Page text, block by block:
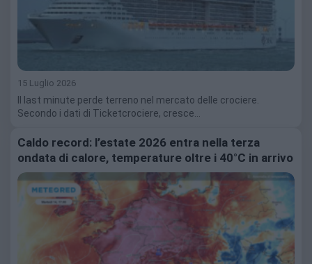
15 Luglio 2026
Il last minute perde terreno nel mercato delle crociere.
Secondo i dati di Ticketcrociere, cresce…
Caldo record: l’estate 2026 entra nella terza
ondata di calore, temperature oltre i 40°C in arrivo